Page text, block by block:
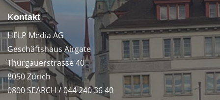
Kontakt
HELP Media AG
Geschäftshaus Airgate
Thurgauerstrasse 40
8050 Zürich
0800 SEARCH / 044 240 36 40